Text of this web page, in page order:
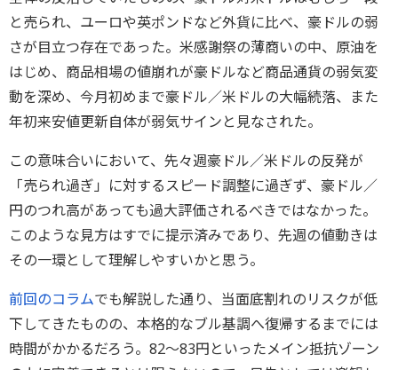
と売られ、ユーロや英ポンドなど外貨に比べ、豪ドルの弱
さが目立つ存在であった。米感謝祭の薄商いの中、原油を
はじめ、商品相場の値崩れが豪ドルなど商品通貨の弱気変
動を深め、今月初めまで豪ドル／米ドルの大幅続落、また
年初来安値更新自体が弱気サインと見なされた。
この意味合いにおいて、先々週豪ドル／米ドルの反発が
「売られ過ぎ」に対するスピード調整に過ぎず、豪ドル／
円のつれ高があっても過大評価されるべきではなかった。
このような見方はすでに提示済みであり、先週の値動きは
その一環として理解しやすいかと思う。
前回のコラムでも解説した通り、当面底割れのリスクが低
下してきたものの、本格的なブル基調へ復帰するまでには
時間がかかるだろう。82～83円といったメイン抵抗ゾーン